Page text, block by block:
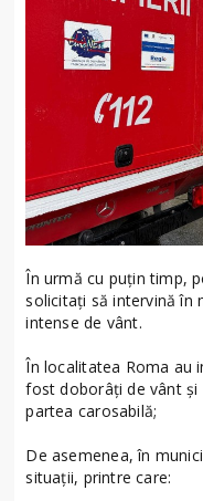
În urmă cu puțin timp,
solicitați să intervină în
intense de vânt.
În localitatea Roma au
fost doborâți de vânt și
partea carosabilă;
De asemenea, în
situații, printre care: